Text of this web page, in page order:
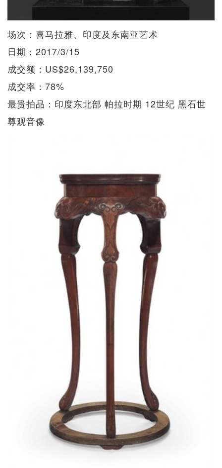
场次：喜马拉雅、印度及东南亚艺术
日期：2017/3/15
成交额：US$26,139,750
成交率：78%
最贵拍品：印度东北部 帕拉时期 12世纪 黑石世
尊观音像